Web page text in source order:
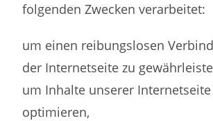
folgenden Zwecken verarbeitet:
um einen reibungslosen
der Internetseite zu
um Inhalte unserer Internetseite
optimieren,